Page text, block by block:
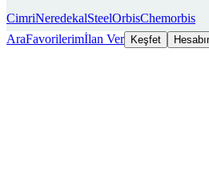
CimriNeredekalSteelOrbisChemorbis
AraFavorilerimİlan Ver Keşfet